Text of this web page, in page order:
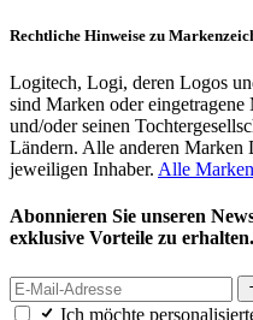
Rechtliche Hinweise zu
Logitech, Logi, deren Logos
sind Marken oder
und/oder seinen
Ländern. Alle anderen Marken
jeweiligen Inhaber. Alle
Abonnieren Sie unseren
exklusive Vorteile zu erhalten.
Ich möchte